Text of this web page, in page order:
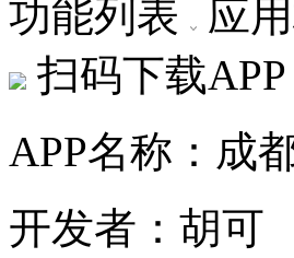
功能列表
应
扫码下载APP
APP名称：成
开发者：胡可